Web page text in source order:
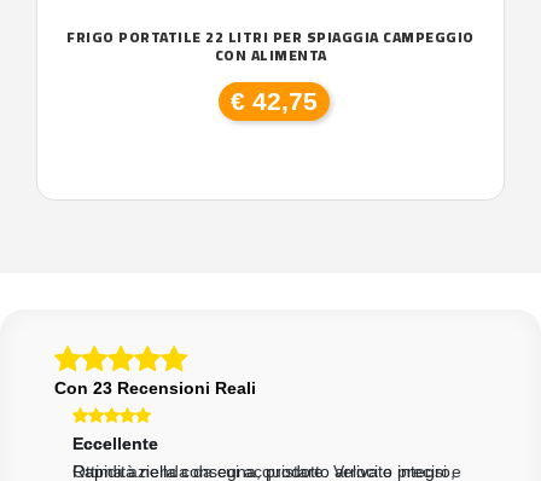
FRIGO PORTATILE 22 LITRI PER SPIAGGIA CAMPEGGIO
CON ALIMENTA
€ 42,75
Con 23 Recensioni Reali
Eccellente
Ottima azienda da cui acquistare. Veloci e precisi e
Eccellente
Rapidità nella consegna, prodotto arrivato integro,